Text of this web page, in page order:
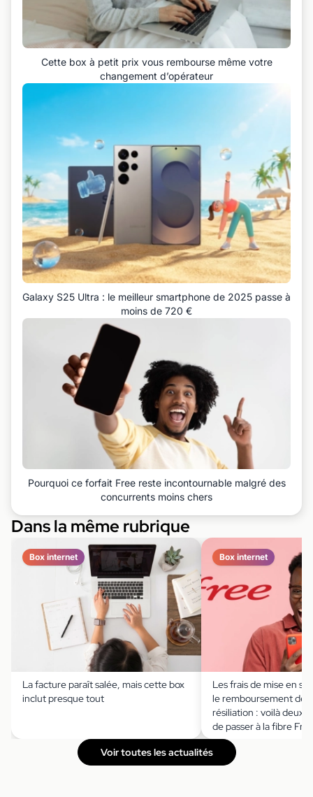
Cette box à petit prix vous rembourse même votre
changement d’opérateur
Galaxy S25 Ultra : le meilleur smartphone de 2025 passe à
moins de 720 €
Pourquoi ce forfait Free reste incontournable malgré des
concurrents moins chers
Dans la même rubrique
Box internet
La facture paraît salée, mais cette box
inclut presque tout
Box internet
Les frais de mise en
le remboursement des
résiliation : voilà deux
de passer à la fibre
Voir toutes les actualités